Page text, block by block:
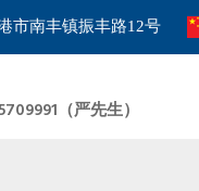
市南丰镇振丰路12号
（严先生）